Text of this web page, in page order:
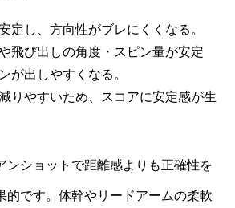
定し、方向性がブレにくくなる。
飛び出しの角度・スピン量が安定
が出しやすくなる。
りやすいため、スコアに安定感が生
ンショットで距離感よりも正確性を
的です。体幹やリードアームの柔軟